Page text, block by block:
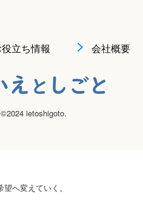
立ち情報 会社概要
©2024 ietoshigoto.
へ変えていく。